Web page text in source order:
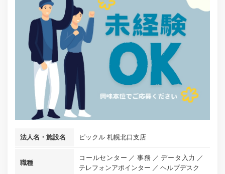
法人名・施設名 ピックル 札幌北口支店
職種
コールセンター 事務
データ入力
テレフォンアポインター
ヘルプデスク